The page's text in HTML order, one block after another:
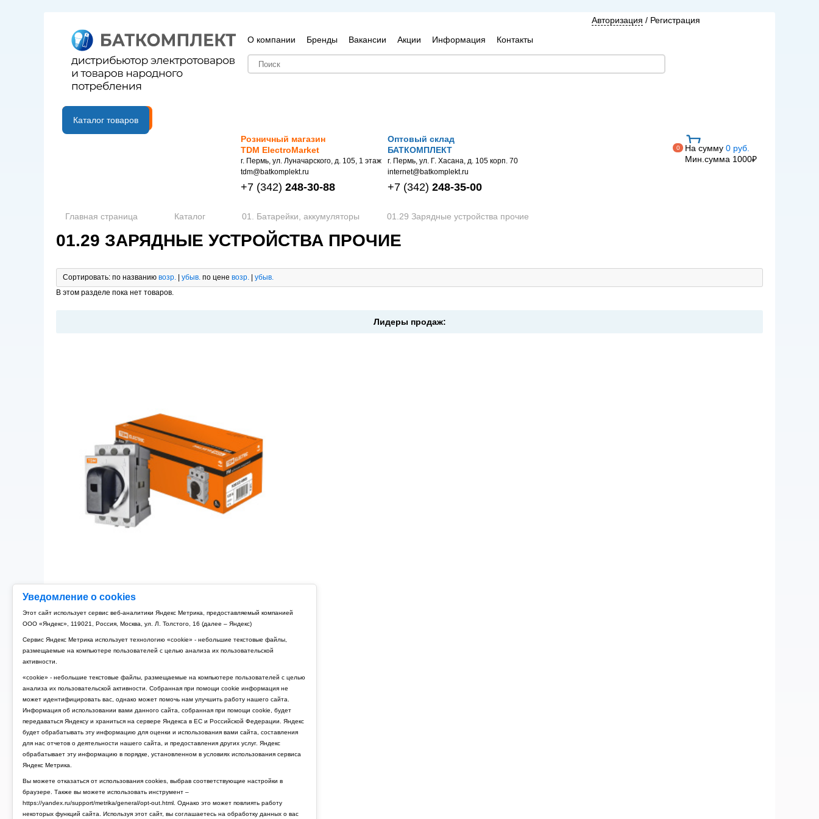
Уведомление о cookies
Этот сайт использует сервис веб-аналитики Яндекс Метрика, предоставляемый компанией
ООО «Яндекс», 119021, Россия, Москва, ул. Л. Толстого, 16 (далее – Яндекс)
Сервис Яндекс Метрика использует технологию «cookie» - небольшие текстовые файлы,
размещаемые на компьютере пользователей с целью анализа их пользовательской
активности.
«cookie» - небольшие текстовые файлы, размещаемые на компьютере пользователей с целью
анализа их пользовательской активности. Собранная при помощи cookie информация не
может идентифицировать вас, однако может помочь нам улучшить работу нашего сайта.
Информация об использовании вами данного сайта, собранная при помощи cookie, будет
передаваться Яндексу и храниться на сервере Яндекса в ЕС и Российской Федерации. Яндекс
будет обрабатывать эту информацию для оценки и использования вами сайта, составления
для нас отчетов о деятельности нашего сайта, и предоставления других услуг. Яндекс
обрабатывает эту информацию в порядке, установленном в условиях использования сервиса
Яндекс Метрика.
Вы можете отказаться от использования cookies, выбрав соответствующие настройки в
браузере. Также вы можете использовать инструмент –
https://yandex.ru/support/metrika/general/opt-out.html. Однако это может повлиять работу
некоторых функций сайта. Используя этот сайт, вы соглашаетесь на обработку данных о вас
О компании Бренды Вакансии Акции Информация Контакты
Авторизация / Регистрация
B2B портал
Каталог товаров
Розничный магазин
TDM ElectroMarket
г. Пермь, ул. Луначарского, д. 105, 1 этаж
tdm@batkomplekt.ru
+7 (342) 248-30-88
Оптовый склад
БАТКОМПЛЕКТ
г. Пермь, ул. Г. Хасана, д. 105 корп. 70
internet@batkomplekt.ru
+7 (342) 248-35-00
0 На сумму 0 руб.
Мин.сумма 1000₽
Главная страница Каталог 01. Батарейки, аккумуляторы 01.29 Зарядные устройства прочие
01.29 ЗАРЯДНЫЕ УСТРОЙСТВА ПРОЧИЕ
Сортировать: по названию возр. | убыв. по цене возр. | убыв.
В этом разделе пока нет товаров.
Лидеры продаж: